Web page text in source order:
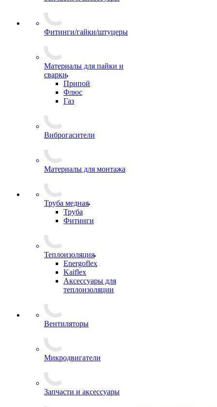
Фитинги/гайки/штуцеры
Материалы для пайки и
сварки
Припой
Флюс
Газ
Виброгасители
Материалы для монтажа
Труба медная
Труба
Фитинги
Теплоизоляция
Energoflex
Kaiflex
Аксессуары для
теплоизоляции
Вентиляторы
Микродвигатели
Запчасти и аксессуары